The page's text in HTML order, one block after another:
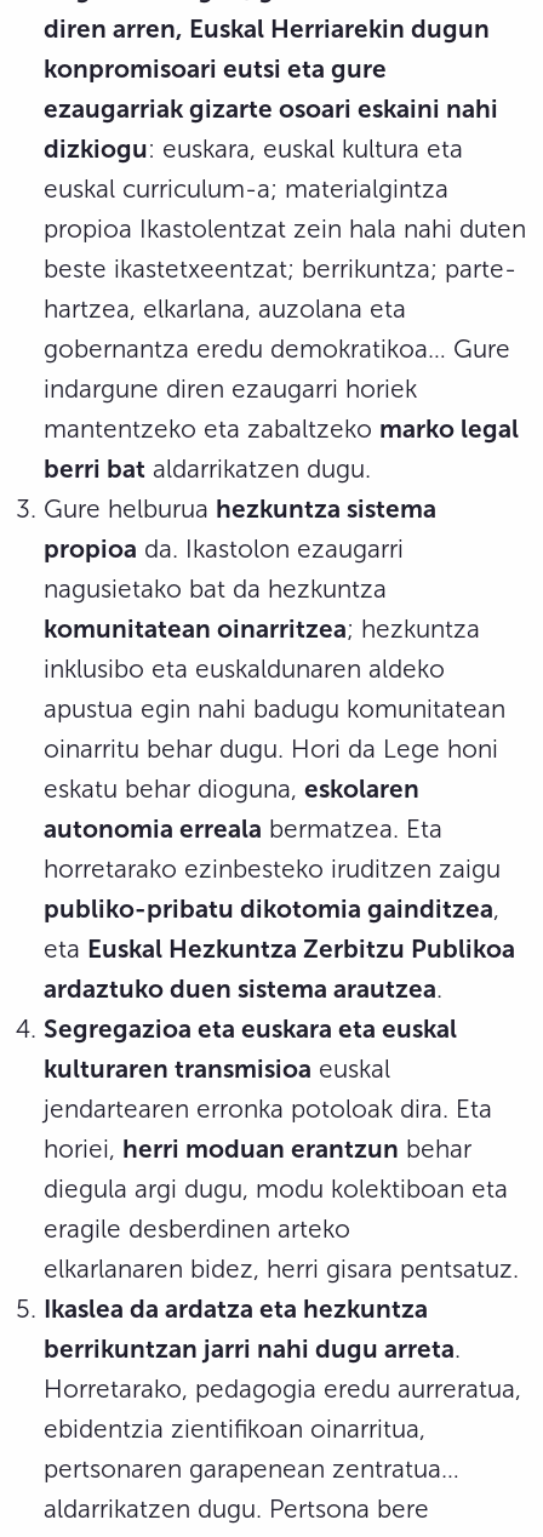
diren arren, Euskal Herriarekin dugun
konpromisoari eutsi eta gure
ezaugarriak gizarte osoari eskaini nahi
dizkiogu: euskara, euskal kultura eta
euskal curriculum-a; materialgintza
propioa Ikastolentzat zein hala nahi duten
beste ikastetxeentzat; berrikuntza; parte-
hartzea, elkarlana, auzolana eta
gobernantza eredu demokratikoa… Gure
indargune diren ezaugarri horiek
mantentzeko eta zabaltzeko marko legal
berri bat aldarrikatzen dugu.
Gure helburua hezkuntza sistema
propioa da. Ikastolon ezaugarri
nagusietako bat da hezkuntza
komunitatean oinarritzea; hezkuntza
inklusibo eta euskaldunaren aldeko
apustua egin nahi badugu komunitatean
oinarritu behar dugu. Hori da Lege honi
eskatu behar dioguna, eskolaren
autonomia erreala bermatzea. Eta
horretarako ezinbesteko iruditzen zaigu
publiko-pribatu dikotomia gainditzea,
eta Euskal Hezkuntza Zerbitzu Publikoa
ardaztuko duen sistema arautzea.
Segregazioa eta euskara eta euskal
kulturaren transmisioa euskal
jendartearen erronka potoloak dira. Eta
horiei, herri moduan erantzun behar
diegula argi dugu, modu kolektiboan eta
eragile desberdinen arteko
elkarlanaren bidez, herri gisara pentsatuz.
Ikaslea da ardatza eta hezkuntza
berrikuntzan jarri nahi dugu arreta.
Horretarako, pedagogia eredu aurreratua,
ebidentzia zientifikoan oinarritua,
pertsonaren garapenean zentratua…
aldarrikatzen dugu. Pertsona bere